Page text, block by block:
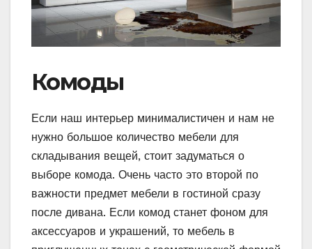
Комоды
Если наш интерьер минималистичен и нам не
нужно большое количество мебели для
складывания вещей, стоит задуматься о
выборе комода. Очень часто это второй по
важности предмет мебели в гостиной сразу
после дивана. Если комод станет фоном для
аксессуаров и украшений, то мебель в